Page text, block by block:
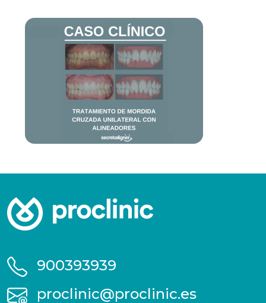
900393939
proclinic@proclinic.es